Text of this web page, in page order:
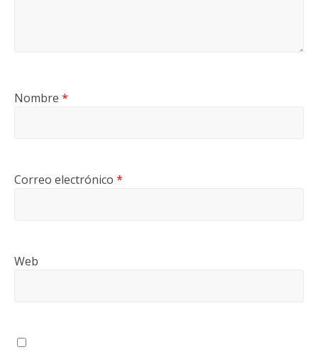
Nombre *
Correo electrónico *
Web